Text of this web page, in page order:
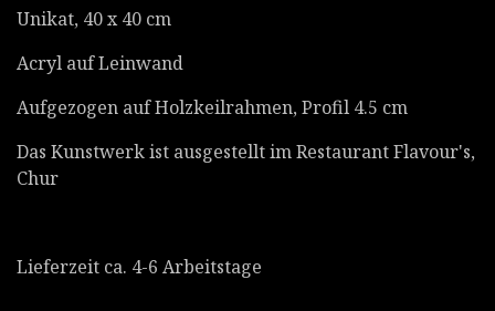
Unikat, 40 x 40 cm
Acryl auf Leinwand
Aufgezogen auf Holzkeilrahmen, Profil 4.5 cm
Das Kunstwerk ist ausgestellt im Restaurant Flavour's,
Chur
Lieferzeit ca. 4-6 Arbeitstage